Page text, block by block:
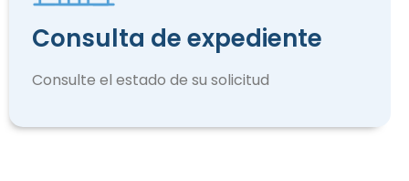
Consulta de expediente
Consulte el estado de su solicitud